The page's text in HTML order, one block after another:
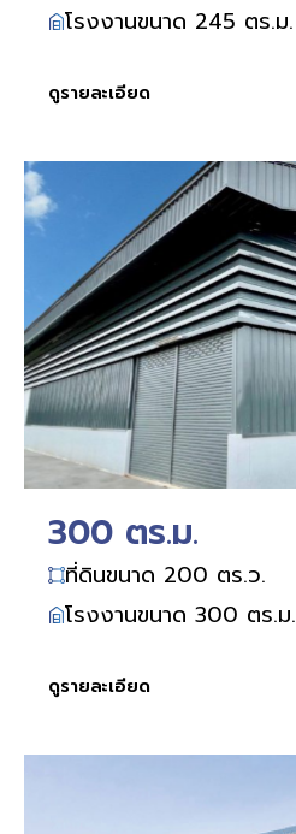
โรงงานขนาด 245 ตร.ม.
ดูรายละเอียด
300 ตร.ม.
ที่ดินขนาด 200 ตร.ว.
โรงงานขนาด 300 ตร.ม.
ดูรายละเอียด